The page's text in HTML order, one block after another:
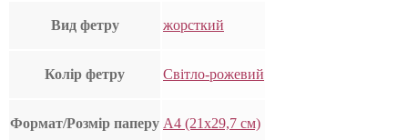
Вид фетру жорсткий
Колір фетру Світло-рожевий
Формат/Розмір паперу А4 (21х29,7 см)